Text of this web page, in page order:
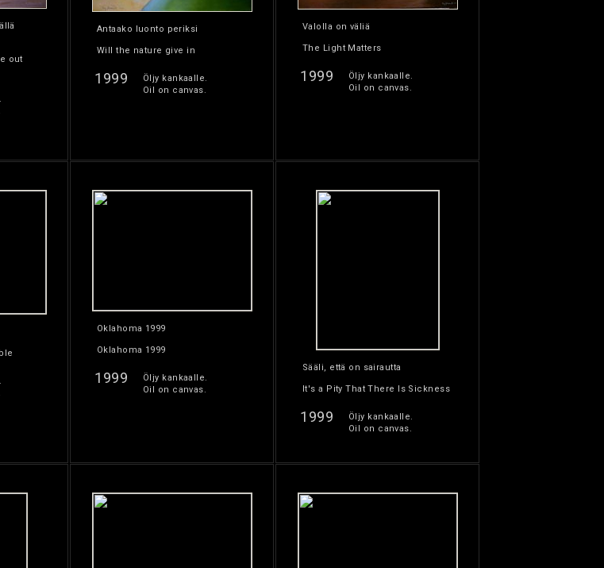
out
Antaako luonto periksi
Will the nature give in
1999
Öljy kankaalle.
Oil on canvas.
Valolla on väliä
The Light Matters
1999
Öljy kankaalle.
Oil on canvas.
Oklahoma 1999
Oklahoma 1999
1999
Öljy kankaalle.
Oil on canvas.
Sääli, että on sairautta
It's a Pity That There Is Sickness
1999
Öljy kankaalle.
Oil on canvas.